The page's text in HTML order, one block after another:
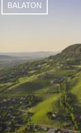
BALATON